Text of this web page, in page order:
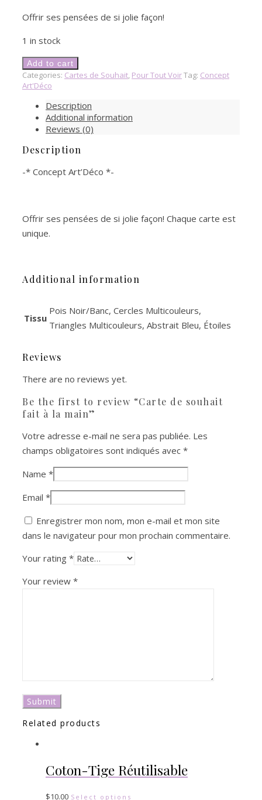
Offrir ses pensées de si jolie façon!
1 in stock
Add to cart
Categories: Cartes de Souhait, Pour Tout VoirTag: Concept
Art'Déco
Description
Additional information
Reviews (0)
Description
-* Concept Art’Déco *-
Offrir ses pensées de si jolie façon! Chaque carte est
unique.
Additional information
Tissu
Pois Noir/Banc, Cercles Multicouleurs,
Triangles Multicouleurs, Abstrait Bleu, Étoiles
Reviews
There are no reviews yet.
Be the first to review “Carte de souhait
fait à la main”
Votre adresse e-mail ne sera pas publiée. Les
champs obligatoires sont indiqués avec *
Name *
Email *
Enregistrer mon nom, mon e-mail et mon site
dans le navigateur pour mon prochain commentaire.
Your rating *
Your review *
Related products
Coton-Tige Réutilisable
$10.00 Select options